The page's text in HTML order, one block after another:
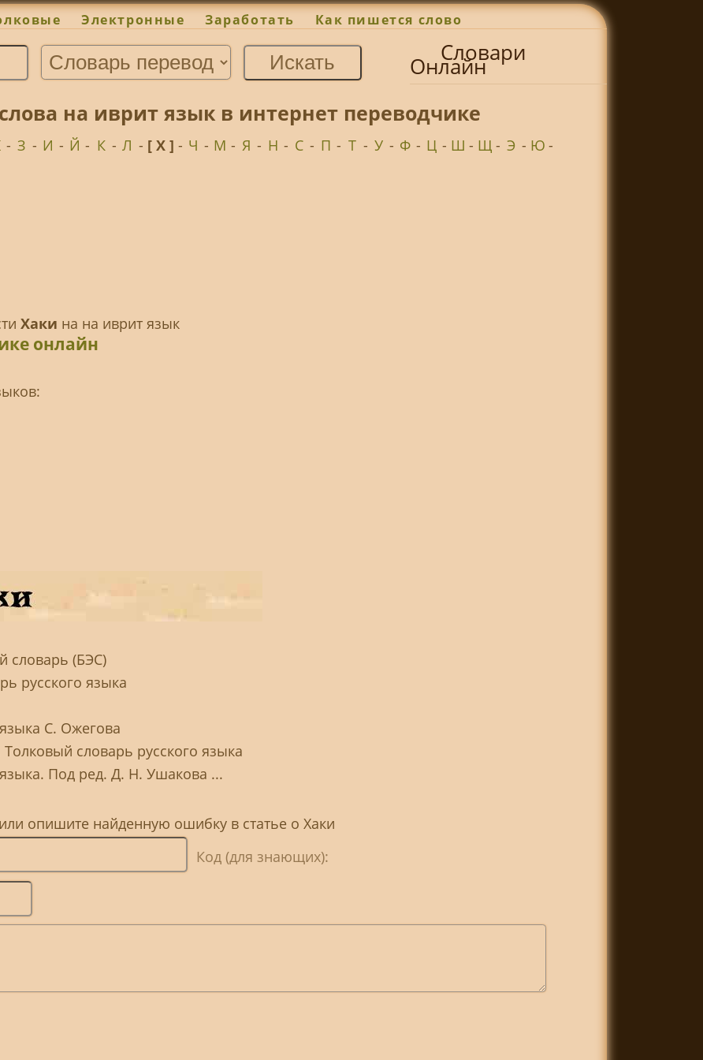
Электронные Заработать Как пишется слово
Словари
Онлайн
на иврит язык в интернет переводчике
- З - И - Й - К - Л - [ Х ] - Ч - М - Я - Н - С - П - Т - У - Ф - Ц - Ш - Щ- Э - Ю-
Хаки на на иврит язык
онлайн
словарь (БЭС)
русского языка
С. Ожегова
словарь русского языка
Под ред. Д. Н. Ушакова ...
опишите найденную ошибку в статье о Хаки
Код (для знающих):